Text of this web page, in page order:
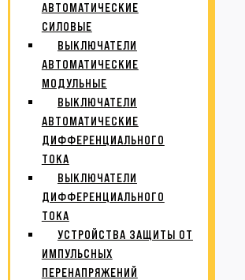
АВТОМАТИЧЕСКИЕ
СИЛОВЫЕ
ВЫКЛЮЧАТЕЛИ
АВТОМАТИЧЕСКИЕ
МОДУЛЬНЫЕ
ВЫКЛЮЧАТЕЛИ
АВТОМАТИЧЕСКИЕ
ДИФФЕРЕНЦИАЛЬНОГО
ТОКА
ВЫКЛЮЧАТЕЛИ
ДИФФЕРЕНЦИАЛЬНОГО
ТОКА
УСТРОЙСТВА ЗАЩИТЫ ОТ
ИМПУЛЬСНЫХ
ПЕРЕНАПРЯЖЕНИЙ